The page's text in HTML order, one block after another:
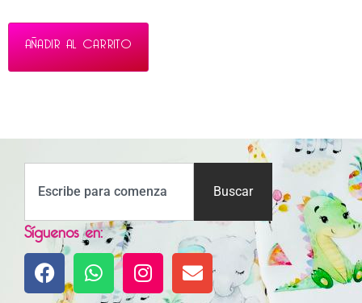
AÑADIR AL CARRITO
Buscar
Síguenos en: